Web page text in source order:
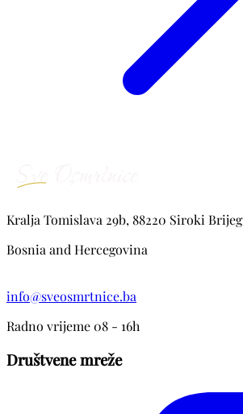
Kralja Tomislava 29b, 88220 Siroki Brijeg
Bosnia and Hercegovina
info@sveosmrtnice.ba
Radno vrijeme 08 - 16h
Društvene mreže